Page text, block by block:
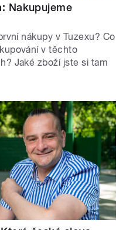
Nakupujeme
nákupy v Tuzexu? Co
v těchto
Jaké zboží jste si tam